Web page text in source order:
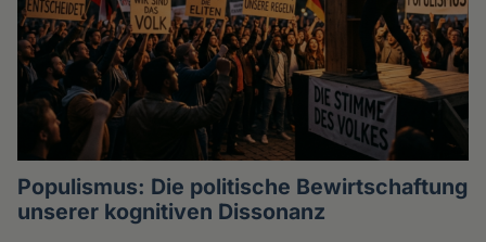
Populismus: Die politische Bewirtschaftung
unserer kognitiven Dissonanz